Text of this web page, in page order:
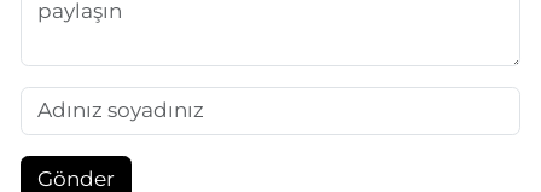
Gönder